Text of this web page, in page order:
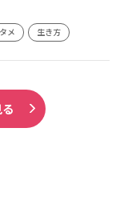
メ 生き方